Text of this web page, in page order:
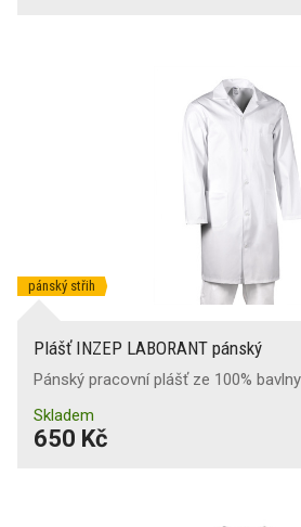
pánský střih
Plášť INZEP LABORANT pánský
Pánský pracovní plášť ze 100% bavlny
Skladem
650 Kč